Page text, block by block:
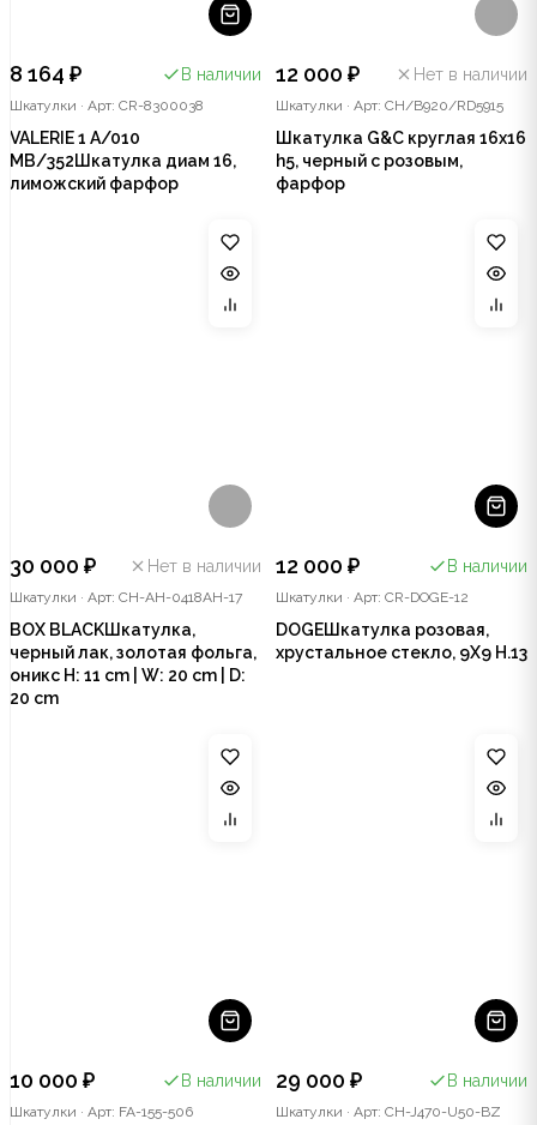
8 164 ₽ В наличии
Шкатулки · Арт: CR-8300038
VALERIE 1 A/010
MB/352Шкатулка диам 16,
лиможский фарфор
12 000 ₽ Нет в наличии
Шкатулки · Арт: CH/B920/RD5915
Шкатулка G&C круглая 16х16
h5, черный с розовым,
фарфор
30 000 ₽ Нет в наличии
Шкатулки · Арт: CH-AH-0418AH-17
BOX BLACKШкатулка,
черный лак, золотая фольга,
оникс H: 11 cm | W: 20 cm | D:
20 cm
12 000 ₽ В наличии
Шкатулки · Арт: CR-DOGE-12
DOGEШкатулка розовая,
хрустальное стекло, 9X9 Н.13
10 000 ₽ В наличии
Шкатулки · Арт: FA-155-506
29 000 ₽ В наличии
Шкатулки · Арт: CH-J470-U50-BZ